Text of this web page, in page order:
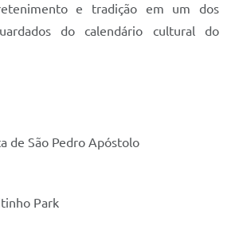
e tradição em um dos
do calendário cultural do
de São Pedro Apóstolo
Park